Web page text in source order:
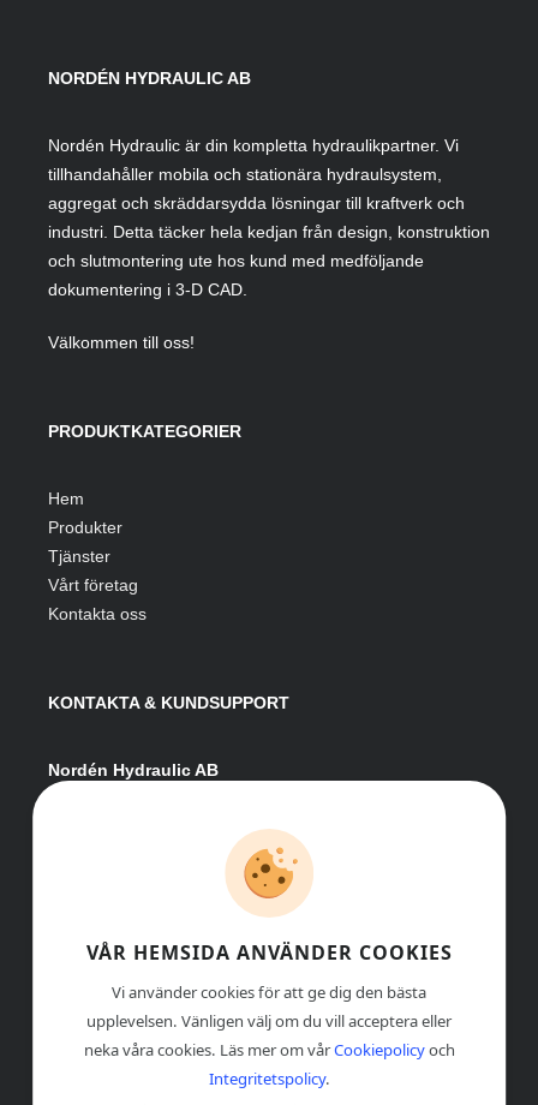
NORDÉN HYDRAULIC AB
Nordén Hydraulic är din kompletta hydraulikpartner. Vi
tillhandahåller mobila och stationära hydraulsystem,
aggregat och skräddarsydda lösningar till kraftverk och
industri. Detta täcker hela kedjan från design, konstruktion
och slutmontering ute hos kund med medföljande
dokumentering i 3-D CAD.
Välkommen till oss!
PRODUKTKATEGORIER
Hem
Produkter
Tjänster
Vårt företag
Kontakta oss
KONTAKTA & KUNDSUPPORT
Nordén Hydraulic AB
info@nordenhydraulic.se
Org-nr: 556531-8424
VÅR HEMSIDA ANVÄNDER COOKIES
Vi använder cookies för att ge dig den bästa
upplevelsen. Vänligen välj om du vill acceptera eller
neka våra cookies. Läs mer om vårCookiepolicyoch
Integritetspolicy.